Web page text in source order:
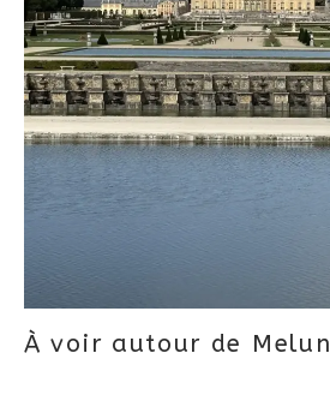
À voir autour de Melun